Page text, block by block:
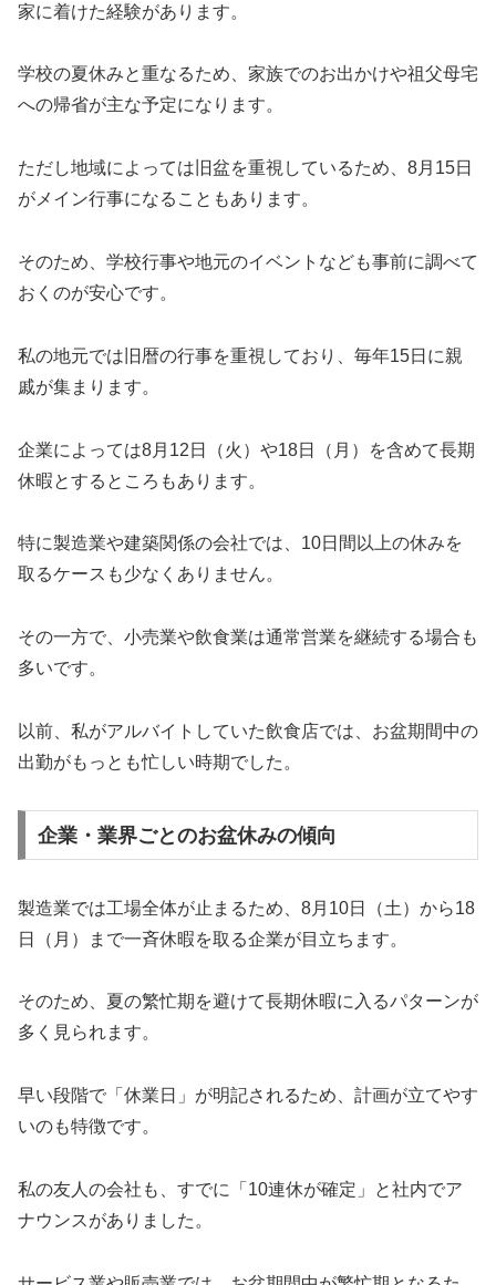
家に着けた経験があります。
学校の夏休みと重なるため、家族でのお出かけや祖父母宅
への帰省が主な予定になります。
ただし地域によっては旧盆を重視しているため、8月15日
がメイン行事になることもあります。
そのため、学校行事や地元のイベントなども事前に調べて
おくのが安心です。
私の地元では旧暦の行事を重視しており、毎年15日に親
戚が集まります。
企業によっては8月12日（火）や18日（月）を含めて長期
休暇とするところもあります。
特に製造業や建築関係の会社では、10日間以上の休みを
取るケースも少なくありません。
その一方で、小売業や飲食業は通常営業を継続する場合も
多いです。
以前、私がアルバイトしていた飲食店では、お盆期間中の
出勤がもっとも忙しい時期でした。
企業・業界ごとのお盆休みの傾向
製造業では工場全体が止まるため、8月10日（土）から18
日（月）まで一斉休暇を取る企業が目立ちます。
そのため、夏の繁忙期を避けて長期休暇に入るパターンが
多く見られます。
早い段階で「休業日」が明記されるため、計画が立てやす
いのも特徴です。
私の友人の会社も、すでに「10連休が確定」と社内でア
ナウンスがありました。